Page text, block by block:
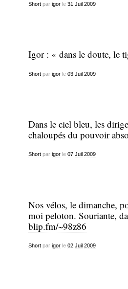
Shortpar igorle 31 Juil 2009
Igor : « dans le doute, le
Shortpar igorle 03 Juil 2009
Dans le ciel bleu, les
chaloupés du pouvoir
Shortpar igorle 07 Juil 2009
Nos vélos, le dimanche,
moi peloton. Souriante,
blip.fm/~98z86
Shortpar igorle 02 Juil 2009